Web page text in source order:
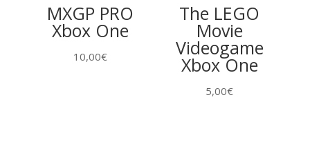
MXGP PRO
Xbox One
10,00€
The LEGO
Movie
Videogame
Xbox One
5,00€